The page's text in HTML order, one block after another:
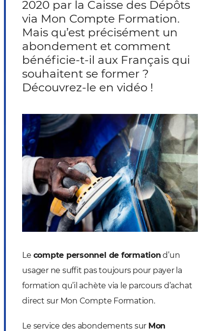
2020 par la Caisse des Dépôts
via Mon Compte Formation.
Mais qu’est précisément un
abondement et comment
bénéficie-t-il aux Français qui
souhaitent se former ?
Découvrez-le en vidéo !
Le compte personnel de formation d’un
usager ne suffit pas toujours pour payer la
formation qu’il achète via le parcours d’achat
direct sur Mon Compte Formation.
Le service des abondements sur Mon